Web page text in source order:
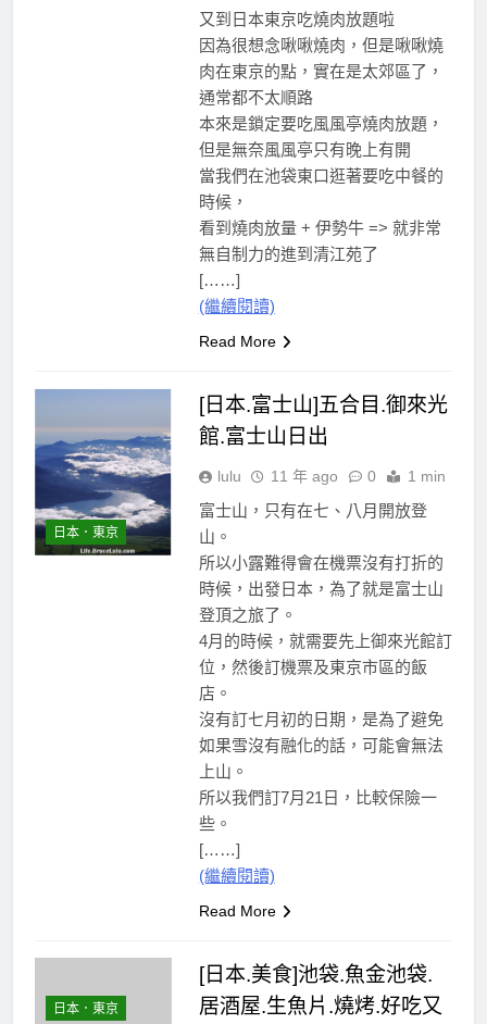
又到日本東京吃燒肉放題啦
因為很想念啾啾燒肉，但是啾啾燒
肉在東京的點，實在是太郊區了，
通常都不太順路
本來是鎖定要吃風風亭燒肉放題，
但是無奈風風亭只有晚上有開
當我們在池袋東口逛著要吃中餐的
時候，
看到燒肉放量 + 伊勢牛 => 就非常
無自制力的進到清江苑了
[……]
(繼續閱讀)
Read More
日本．東京
[日本.富士山]五合目.御來光
館.富士山日出
lulu 11 年 ago 0 1 min
富士山，只有在七、八月開放登
山。
所以小露難得會在機票沒有打折的
時候，出發日本，為了就是富士山
登頂之旅了。
4月的時候，就需要先上御來光館訂
位，然後訂機票及東京市區的飯
店。
沒有訂七月初的日期，是為了避免
如果雪沒有融化的話，可能會無法
上山。
所以我們訂7月21日，比較保險一
些。
[……]
(繼續閱讀)
Read More
日本．東京
[日本.美食]池袋.魚金池袋.
居酒屋.生魚片.燒烤.好吃又